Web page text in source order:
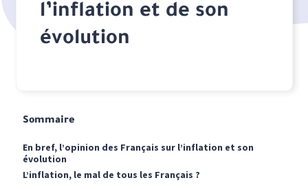
l’inflation et de son
évolution
Sommaire
En bref, l’opinion des Français sur l’inflation et son
évolution
L’inflation, le mal de tous les Français ?